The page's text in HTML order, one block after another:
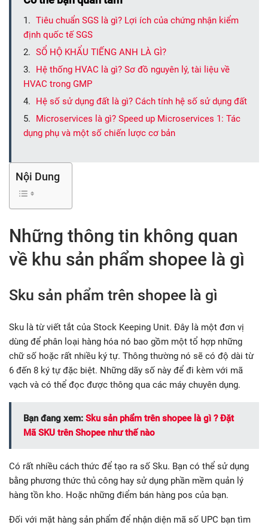
Tiêu chuẩn SGS là gì? Lợi ích của chứng nhận kiểm
định quốc tế SGS
SỔ HỘ KHẨU TIẾNG ANH LÀ GÌ?
Hệ thống HVAC là gì? Sơ đồ nguyên lý, tài liệu về
HVAC trong GMP
Hệ số sử dụng đất là gì? Cách tính hệ số sử dụng đất
Microservices là gì? Speed up Microservices 1: Tác
dụng phụ và một số chiến lược cơ bản
Nội Dung
Những thông tin không quan
về khu sản phẩm shopee là gì
Sku sản phẩm trên shopee là gì
Sku là từ viết tắt của Stock Keeping Unit. Đây là một đơn vị
dùng để phân loại hàng hóa nó bao gồm một tổ hợp những
chữ số hoặc rất nhiều ký tự. Thông thường nó sẽ có độ dài từ
6 đến 8 ký tự đặc biệt. Những dãy số này để đi kèm với mã
vạch và có thể đọc được thông qua các máy chuyên dụng.
Bạn đang xem: Sku sản phẩm trên shopee là gì ? Đặt
Mã SKU trên Shopee như thế nào
Có rất nhiều cách thức để tạo ra số Sku. Bạn có thể sử dụng
bằng phương thức thủ công hay sử dụng phần mềm quản lý
hàng tồn kho. Hoặc những điểm bán hàng pos của bạn.
Đối với mặt hàng sản phẩm để nhận diện mã số UPC bạn tìm